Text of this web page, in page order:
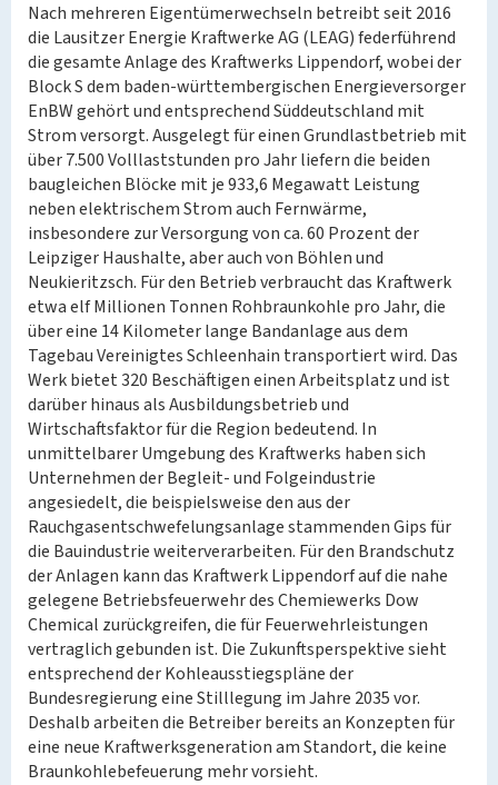
Nach mehreren Eigentümerwechseln betreibt seit 2016
die Lausitzer Energie Kraftwerke AG (LEAG) federführend
die gesamte Anlage des Kraftwerks Lippendorf, wobei der
Block S dem baden-württembergischen Energieversorger
EnBW gehört und entsprechend Süddeutschland mit
Strom versorgt. Ausgelegt für einen Grundlastbetrieb mit
über 7.500 Volllaststunden pro Jahr liefern die beiden
baugleichen Blöcke mit je 933,6 Megawatt Leistung
neben elektrischem Strom auch Fernwärme,
insbesondere zur Versorgung von ca. 60 Prozent der
Leipziger Haushalte, aber auch von Böhlen und
Neukieritzsch. Für den Betrieb verbraucht das Kraftwerk
etwa elf Millionen Tonnen Rohbraunkohle pro Jahr, die
über eine 14 Kilometer lange Bandanlage aus dem
Tagebau Vereinigtes Schleenhain transportiert wird. Das
Werk bietet 320 Beschäftigen einen Arbeitsplatz und ist
darüber hinaus als Ausbildungsbetrieb und
Wirtschaftsfaktor für die Region bedeutend. In
unmittelbarer Umgebung des Kraftwerks haben sich
Unternehmen der Begleit- und Folgeindustrie
angesiedelt, die beispielsweise den aus der
Rauchgasentschwefelungsanlage stammenden Gips für
die Bauindustrie weiterverarbeiten. Für den Brandschutz
der Anlagen kann das Kraftwerk Lippendorf auf die nahe
gelegene Betriebsfeuerwehr des Chemiewerks Dow
Chemical zurückgreifen, die für Feuerwehrleistungen
vertraglich gebunden ist. Die Zukunftsperspektive sieht
entsprechend der Kohleausstiegspläne der
Bundesregierung eine Stilllegung im Jahre 2035 vor.
Deshalb arbeiten die Betreiber bereits an Konzepten für
eine neue Kraftwerksgeneration am Standort, die keine
Braunkohlebefeuerung mehr vorsieht.